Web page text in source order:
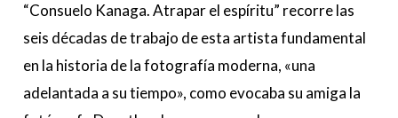
“Consuelo Kanaga. Atrapar el espíritu” recorre las
seis décadas de trabajo de esta artista fundamental
en la historia de la fotografía moderna, «una
adelantada a su tiempo», como evocaba su amiga la